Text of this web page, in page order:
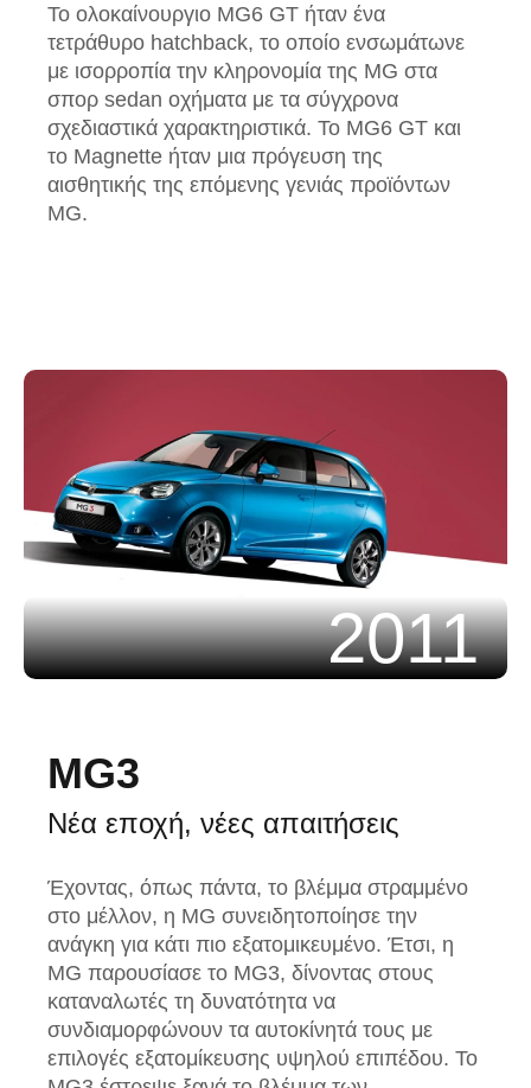
Το ολοκαίνουργιο MG6 GT ήταν ένα
τετράθυρο hatchback, το οποίο ενσωμάτωνε
με ισορροπία την κληρονομία της MG στα
σπορ sedan οχήματα με τα σύγχρονα
σχεδιαστικά χαρακτηριστικά. Το MG6 GT και
το Magnette ήταν μια πρόγευση της
αισθητικής της επόμενης γενιάς προϊόντων
MG.
2011
MG3
Νέα εποχή, νέες απαιτήσεις
Έχοντας, όπως πάντα, το βλέμμα στραμμένο
στο μέλλον, η MG συνειδητοποίησε την
ανάγκη για κάτι πιο εξατομικευμένο. Έτσι, η
MG παρουσίασε το MG3, δίνοντας στους
καταναλωτές τη δυνατότητα να
συνδιαμορφώνουν τα αυτοκίνητά τους με
επιλογές εξατομίκευσης υψηλού επιπέδου. Το